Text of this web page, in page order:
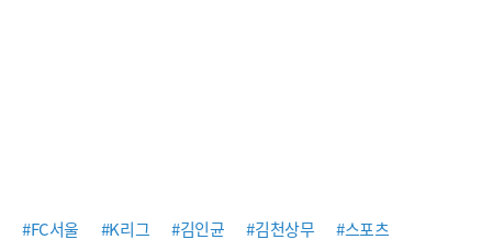
#FC서울 #K리그 #김인균 #김천상무 #스포츠